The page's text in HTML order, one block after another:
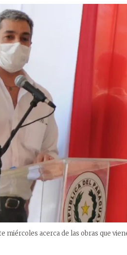
miércoles acerca de las obras que